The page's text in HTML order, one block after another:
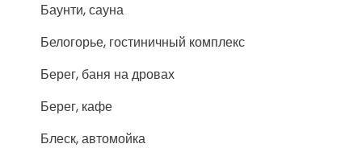
Баунти, сауна
Белогорье, гостиничный комплекс
Берег, баня на дровах
Берег, кафе
Блеск, автомойка